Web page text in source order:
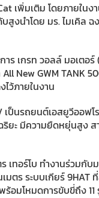
เพิ่มเติม โดยภายใน
สูงนำโดย มร. ไมเคิล
เกรท วอลล์ มอเตอร์
New GWM TANK
ว้ภายในงาน
เป็นรถยนต์เอสยูวีออ
ยะ มีความยืดหยุ่นสูง ส
เทอร์โบ ทำงานร่วมกับ
ตร ระบบเกียร์ 9HAT
อมโหมดการขับขี่ถึง 11